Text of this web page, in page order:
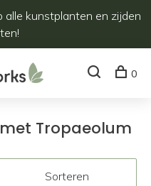
alle kunstplanten en zijden
0
Tropaeolum
Sorteren